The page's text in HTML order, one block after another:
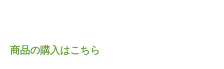
商品の購入はこちら